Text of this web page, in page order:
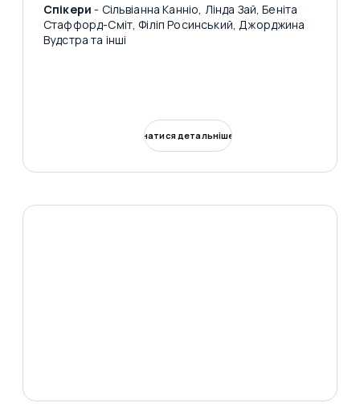
Спікери - Сільвіанна Канніо, Лінда Зай, Беніта
Стаффорд-Сміт, Філіп Росинський, Джорджина
Вудстра та інші
Дізнатися детальніше